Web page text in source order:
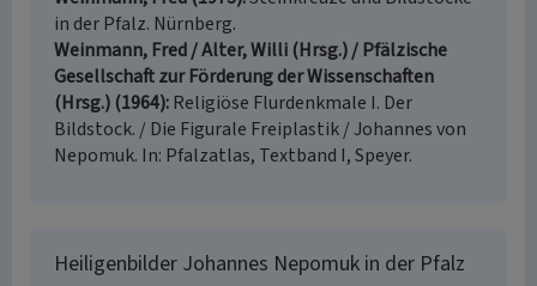
in der Pfalz. Nürnberg.
Weinmann, Fred / Alter, Willi (Hrsg.) / Pfälzische
Gesellschaft zur Förderung der Wissenschaften
(Hrsg.) (1964) Religiöse Flurdenkmale I. Der
Bildstock. / Die Figurale Freiplastik / Johannes von
Nepomuk. In: Pfalzatlas, Textband I, Speyer.
Heiligenbilder Johannes Nepomuk in der Pfalz